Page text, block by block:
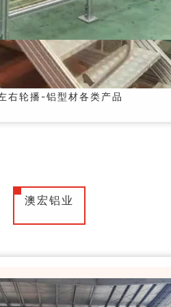
右轮播-铝型材各类产品
澳宏铝业